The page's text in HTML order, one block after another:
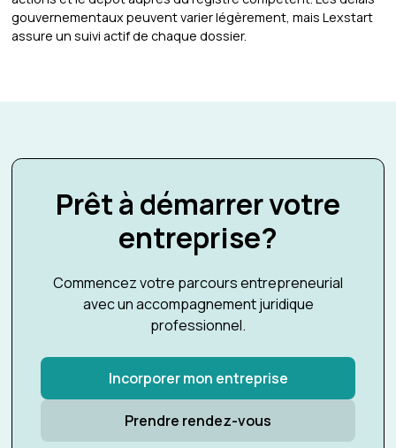
gouvernementaux peuvent varier légèrement, mais Lexstart
assure un suivi actif de chaque dossier.
Prêt à démarrer votre
entreprise?
Commencez votre parcours entrepreneurial
avec un accompagnement juridique
professionnel.
Incorporer mon entreprise
Prendre rendez-vous